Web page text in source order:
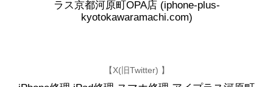
ラス京都河原町OPA店 (iphone-plus-
kyotokawaramachi.com)
【X(旧Twitter) 】